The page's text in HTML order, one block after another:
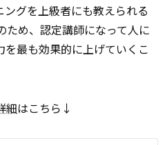
グを上級者にも教えられる
ため、認定講師になって人に
最も効果的に上げていくこ
細はこちら↓